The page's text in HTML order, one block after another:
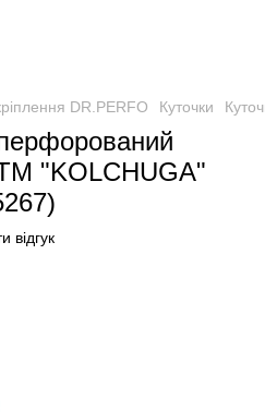
DR.PERFO Куточки
"KOLCHUGA"
відгук